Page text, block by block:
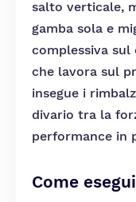
salto verticale,
gamba sola e
complessiva sul
che lavora sul
insegue i
divario tra la
performance in
Come